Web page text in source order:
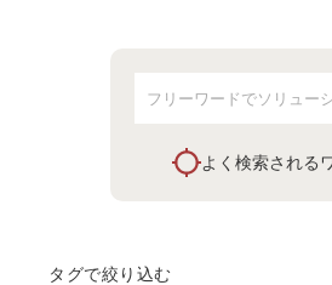
よく検索される
タグで絞り込む